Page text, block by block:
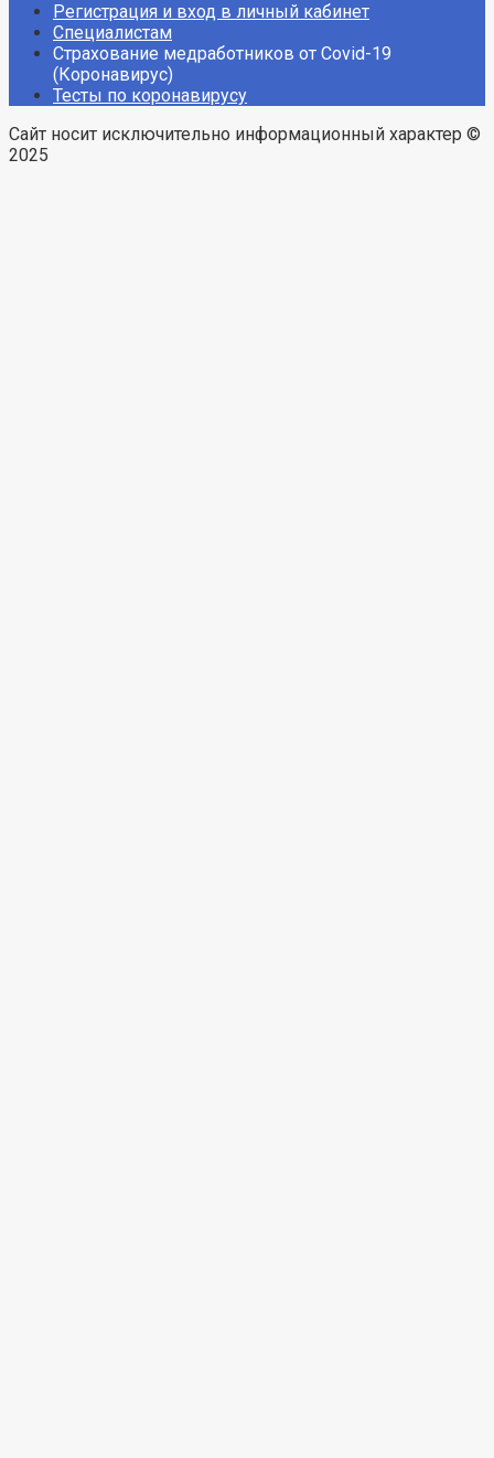
Регистрация и вход в личный кабинет
Специалистам
Страхование медработников от Covid-19
(Коронавирус)
Тесты по коронавирусу
Сайт носит исключительно информационный характер ©
2025